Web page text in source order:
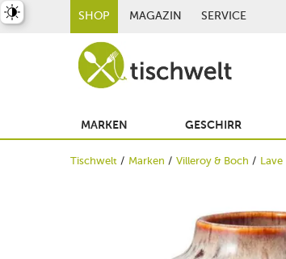
SHOP MAGAZIN SERVICE
MARKEN GESCHIRR
Tischwelt Marken Villeroy & Boch Lave
umschalten